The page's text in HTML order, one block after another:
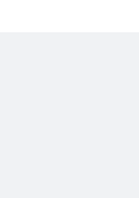
dans